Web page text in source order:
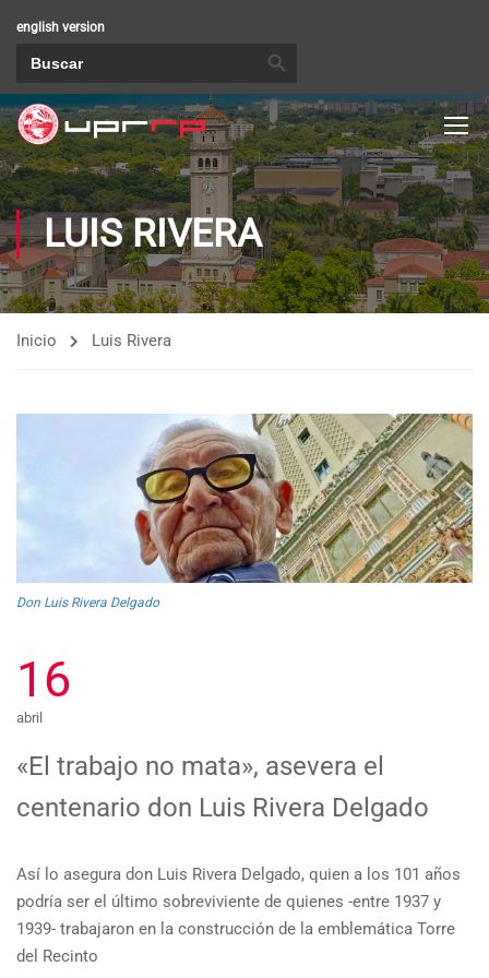
english version
LUIS RIVERA
Inicio Luis Rivera
Don Luis Rivera Delgado
16
abril
«El trabajo no mata», asevera el
centenario don Luis Rivera Delgado
Así lo asegura don Luis Rivera Delgado, quien a los 101 años
podría ser el último sobreviviente de quienes -entre 1937 y
1939- trabajaron en la construcción de la emblemática Torre
del Recinto